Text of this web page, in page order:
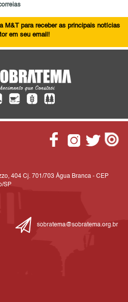
M&T para receber as principais notícias
em seu email!
404 Cj. 701/703 Água Branca - CEP
SP
sobratema@sobratema.org.br